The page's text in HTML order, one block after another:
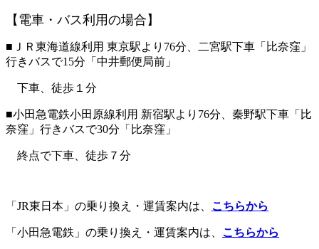
【電車・バス利用の場合】
■ＪＲ東海道線利用 東京駅より76分、二宮駅下車「比奈窪」
行きバスで15分「中井郵便局前」
下車、徒歩１分
■小田急電鉄小田原線利用 新宿駅より76分、秦野駅下車「比
奈窪」行きバスで30分「比奈窪」
終点で下車、徒歩７分
「JR東日本」の乗り換え・運賃案内は、 こちらから
「小田急電鉄」の乗り換え・運賃案内は、 こちらから